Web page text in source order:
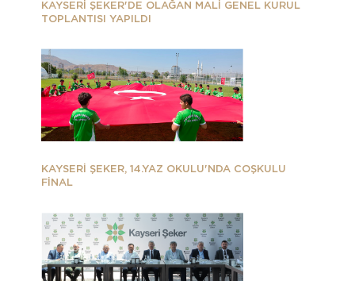
KAYSERİ ŞEKER'DE OLAĞAN MALİ GENEL KURUL
TOPLANTISI YAPILDI
KAYSERİ ŞEKER, 14.YAZ OKULU'NDA COŞKULU
FİNAL